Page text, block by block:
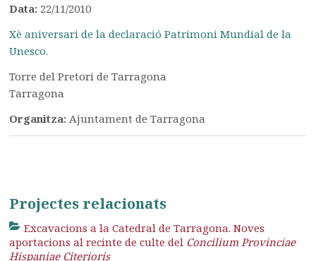
Data: 22/11/2010
Xè aniversari de la declaració Patrimoni Mundial de la
Unesco.
Torre del Pretori de Tarragona
Tarragona
Organitza:Ajuntament de Tarragona
Projectes relacionats
Excavacions a la Catedral de Tarragona. Noves
aportacions al recinte de culte del Concilium Provinciae
Hispaniae Citerioris